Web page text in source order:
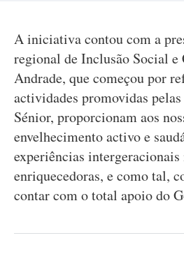
A iniciativa contou com a
regional de Inclusão Social e
Andrade, que começou por
actividades promovidas
Sénior, proporcionam aos
envelhecimento activo e
experiências
enriquecedoras, e como tal,
contar com o total apoio do